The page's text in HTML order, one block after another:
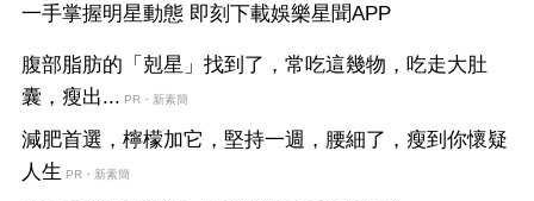
一手掌握明星動態 即刻下載娛樂星聞APP
腹部脂肪的「剋星」找到了，常吃這幾物，吃走大肚
囊，瘦出... PR・新素簡
減肥首選，檸檬加它，堅持一週，腰細了，瘦到你懷疑
人生 PR・新素簡